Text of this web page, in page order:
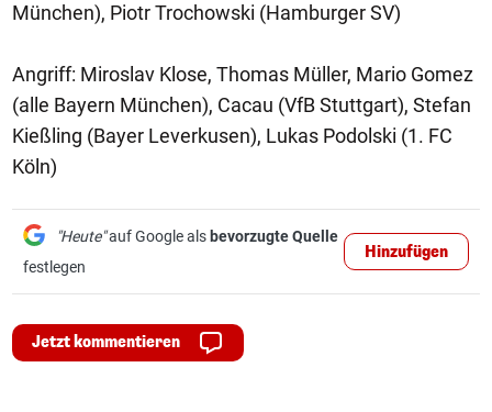
München), Piotr Trochowski (Hamburger SV)
Angriff: Miroslav Klose, Thomas Müller, Mario Gomez
(alle Bayern München), Cacau (VfB Stuttgart), Stefan
Kießling (Bayer Leverkusen), Lukas Podolski (1. FC
Köln)
"Heute"auf Google als bevorzugte Quelle
festlegen
Hinzufügen
Jetzt kommentieren